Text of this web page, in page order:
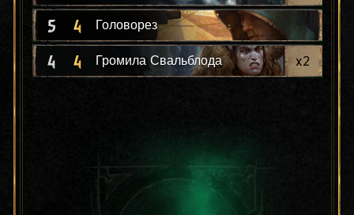
5 4 Головорез
4 4 Громила Свальблода x2